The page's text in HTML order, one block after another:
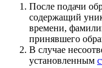
После подачи
содержащий
времени,
принявшего
В случае
установленным